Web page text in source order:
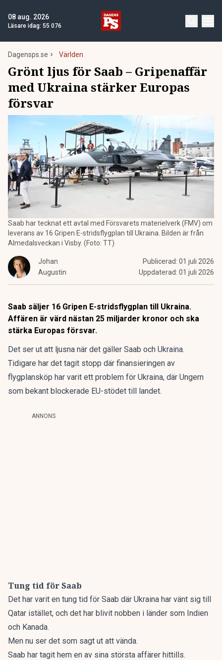
08 aug. 2026
Läsare idag: 55 076
Dagensps.se Världen
Grönt ljus för Saab – Gripenaffär
med Ukraina stärker Europas
försvar
Saab har tecknat ett avtal med Försvarets materielverk (FMV) om
leverans av 16 Gripen E-stridsflygplan till Ukraina. Bilden är från
Almedalsveckan i Visby. (Foto: TT)
Johan
Augustin
Publicerad: 01 juli 2026
Uppdaterad: 01 juli 2026
Saab säljer 16 Gripen E-stridsflygplan till Ukraina.
Affären är värd nästan 25 miljarder kronor och ska
stärka Europas försvar.
Det ser ut att ljusna när det gäller Saab och Ukraina.
Tidigare har det tagit stopp där finansieringen av
flygplansköp har varit ett problem för Ukraina, där Ungern
som bekant blockerade EU-stödet till landet.
ANNONS
Tung tid för Saab
Det har varit en tung tid för Saab där Ukraina har vänt sig till
Qatar istället, och det har blivit nobben i länder som Indien
och Kanada.
Men nu ser det som sagt ut att vända.
Saab har tagit hem en av sina största affärer hittills.